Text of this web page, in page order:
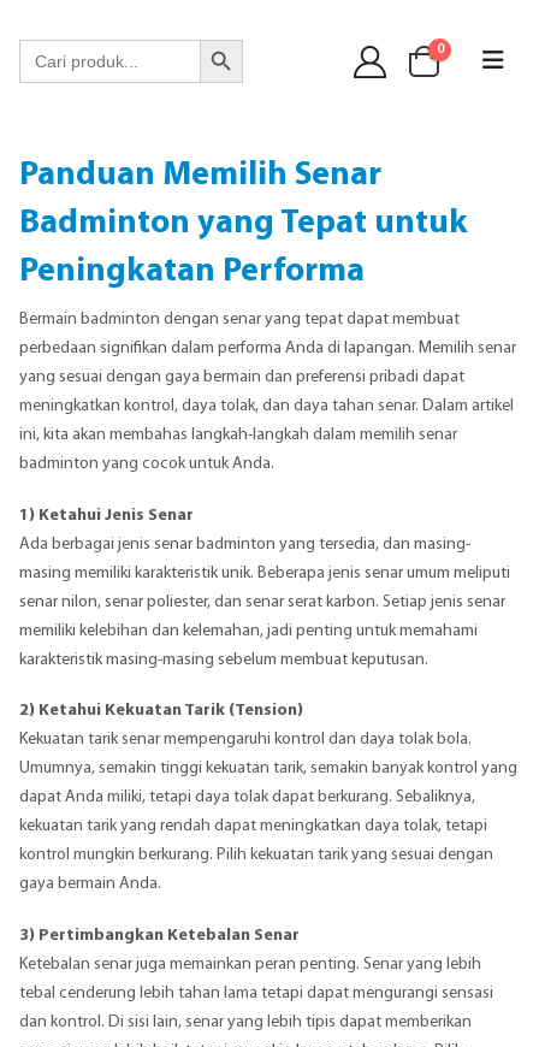
Search
for:
Search Button
0
Panduan Memilih Senar
Badminton yang Tepat untuk
Peningkatan Performa
Bermain badminton dengan senar yang tepat dapat membuat
perbedaan signifikan dalam performa Anda di lapangan. Memilih senar
yang sesuai dengan gaya bermain dan preferensi pribadi dapat
meningkatkan kontrol, daya tolak, dan daya tahan senar. Dalam artikel
ini, kita akan membahas langkah-langkah dalam memilih senar
badminton yang cocok untuk Anda.
1) Ketahui Jenis Senar
Ada berbagai jenis senar badminton yang tersedia, dan masing-
masing memiliki karakteristik unik. Beberapa jenis senar umum meliputi
senar nilon, senar poliester, dan senar serat karbon. Setiap jenis senar
memiliki kelebihan dan kelemahan, jadi penting untuk memahami
karakteristik masing-masing sebelum membuat keputusan.
2) Ketahui Kekuatan Tarik (Tension)
Kekuatan tarik senar mempengaruhi kontrol dan daya tolak bola.
Umumnya, semakin tinggi kekuatan tarik, semakin banyak kontrol yang
dapat Anda miliki, tetapi daya tolak dapat berkurang. Sebaliknya,
kekuatan tarik yang rendah dapat meningkatkan daya tolak, tetapi
kontrol mungkin berkurang. Pilih kekuatan tarik yang sesuai dengan
gaya bermain Anda.
3) Pertimbangkan Ketebalan Senar
Ketebalan senar juga memainkan peran penting. Senar yang lebih
tebal cenderung lebih tahan lama tetapi dapat mengurangi sensasi
dan kontrol. Di sisi lain, senar yang lebih tipis dapat memberikan